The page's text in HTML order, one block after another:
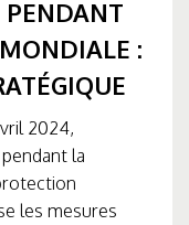
PENDANT
:
2024,
la
les mesures